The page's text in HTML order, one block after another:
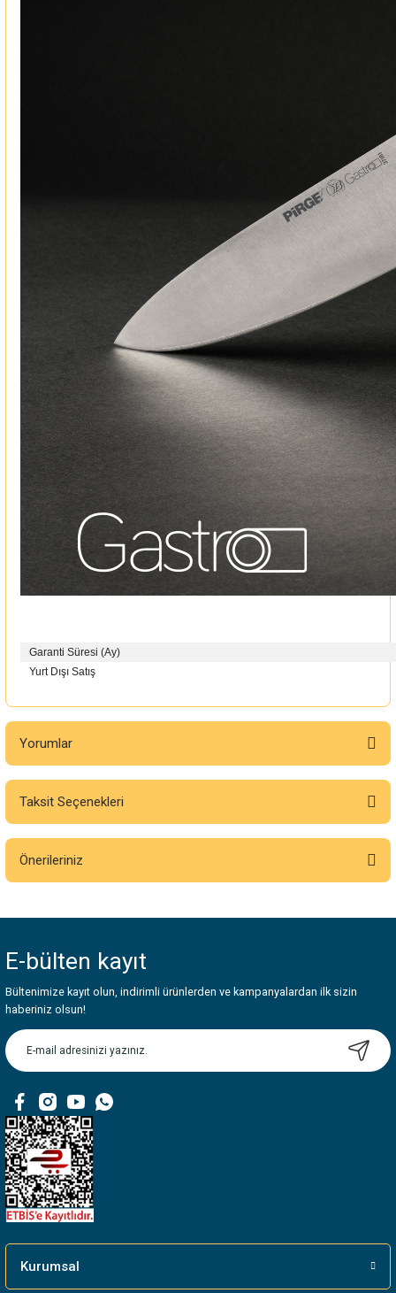
Garanti Süresi (Ay)
Yurt Dışı Satış
Yorumlar
Bu ürüne ilk yorumu siz yapın!
Taksit Seçenekleri
Önerileriniz
Görüş ve önerileriniz için teşekkür ederiz.
Ürün resmi kalitesiz, bozuk veya görüntülenemiyor.
Ürün açıklamasında eksik bilgiler bulunuyor.
Ürün bilgilerinde hatalar bulunuyor.
Bu ürüne benzer farklı alternatifler olmalı.
E-bülten kayıt
Bültenimize kayıt olun, indirimli ürünlerden ve kampanyalardan ilk sizin
haberiniz olsun!
Kurumsal